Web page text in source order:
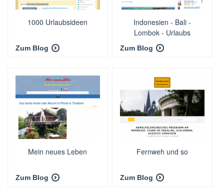
1000 Urlaubsideen
Zum Blog
Indonesien - Bali -
Lombok - Urlaubs
Reiseblog
Zum Blog
Mein neues Leben
Zum Blog
Fernweh und so
Zum Blog